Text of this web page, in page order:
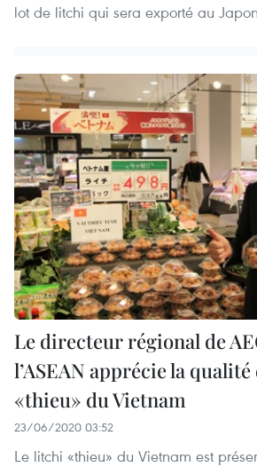
lot de litchi qui sera exporté au
Le directeur régional de
l’ASEAN apprécie la
«thieu» du Vietnam
23/06/2020 03:52
Le litchi «thieu» du Vietnam est